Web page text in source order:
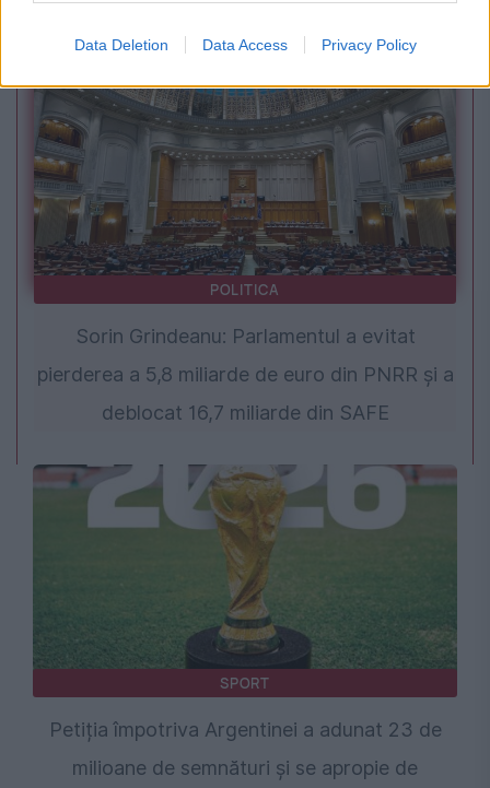
Data Deletion Data Access Privacy Policy
POLITICA
Sorin Grindeanu: Parlamentul a evitat
pierderea a 5,8 miliarde de euro din PNRR și a
deblocat 16,7 miliarde din SAFE
SPORT
Petiția împotriva Argentinei a adunat 23 de
milioane de semnături și se apropie de